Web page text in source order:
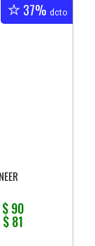
37% dcto
$ 90
$ 81